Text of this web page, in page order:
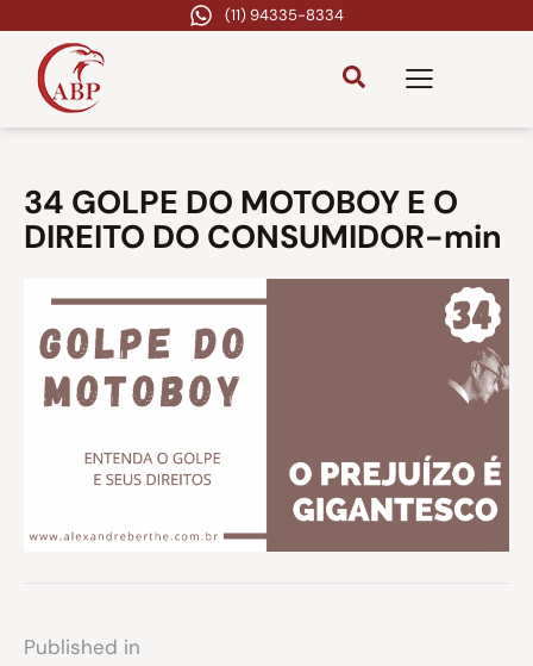
(11) 94335-8334
34 GOLPE DO MOTOBOY E O
DIREITO DO CONSUMIDOR-min
Published in